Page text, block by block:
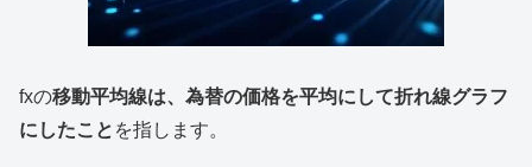
fxの移動平均線は、為替の価格を平均にして折れ線グラフ
にしたこと を指します。